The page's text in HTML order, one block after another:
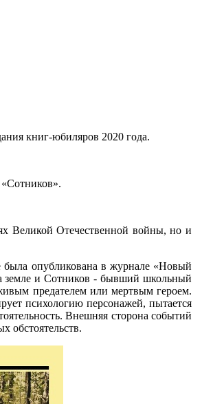
книг-юбиляров 2020 года.
Великой Отечественной войны, но и
была опубликована в журнале «Новый
земле и Сотников - бывший школьный
предателем или мертвым героем.
психологию персонажей, пытается
Внешняя сторона событий
обстоятельств.